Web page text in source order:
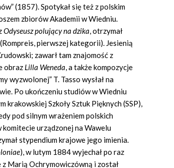
(1857).Spotykał się też z polskim
zbiorów Akademii w Wiedniu.
Odyseusz polujący na dzika, otrzymał
pierwszej kategorii). Jesienią
zawarł tam znajomość z
obraz Lilla Weneda, a także kompozycje
wyzwolonej” T. Tasso wysłał na
Po ukończeniu studiów w Wiedniu
krakowskiej Szkoły Sztuk Pięknych (SSP),
pod silnym wrażeniem polskich
komitecie urządzonej na Wawelu
stypendium krajowe jego imienia.
), w lutym 1884 wyjechał po raz
z Marią Ochrymowiczówną i został